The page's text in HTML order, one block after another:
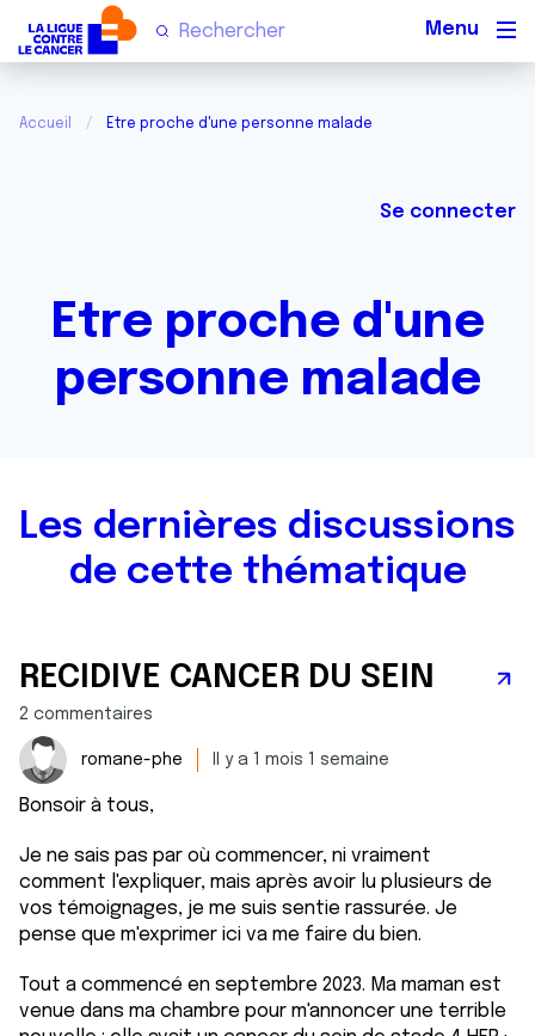
Accueil Etre proche d'une personne malade
Se connecter
Etre proche d'une
personne malade
Les dernières discussions
de cette thématique
RECIDIVE CANCER DU SEIN
2 commentaires
romane-phe Il y a 1 mois 1 semaine
Bonsoir à tous,
Je ne sais pas par où commencer, ni vraiment
comment l'expliquer, mais après avoir lu plusieurs de
vos témoignages, je me suis sentie rassurée. Je
pense que m'exprimer ici va me faire du bien.
Tout a commencé en septembre 2023. Ma maman est
venue dans ma chambre pour m'annoncer une terrible